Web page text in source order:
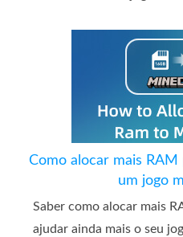
Como alocar mais
um jogo
Saber como alocar mais
ajudar ainda mais o seu